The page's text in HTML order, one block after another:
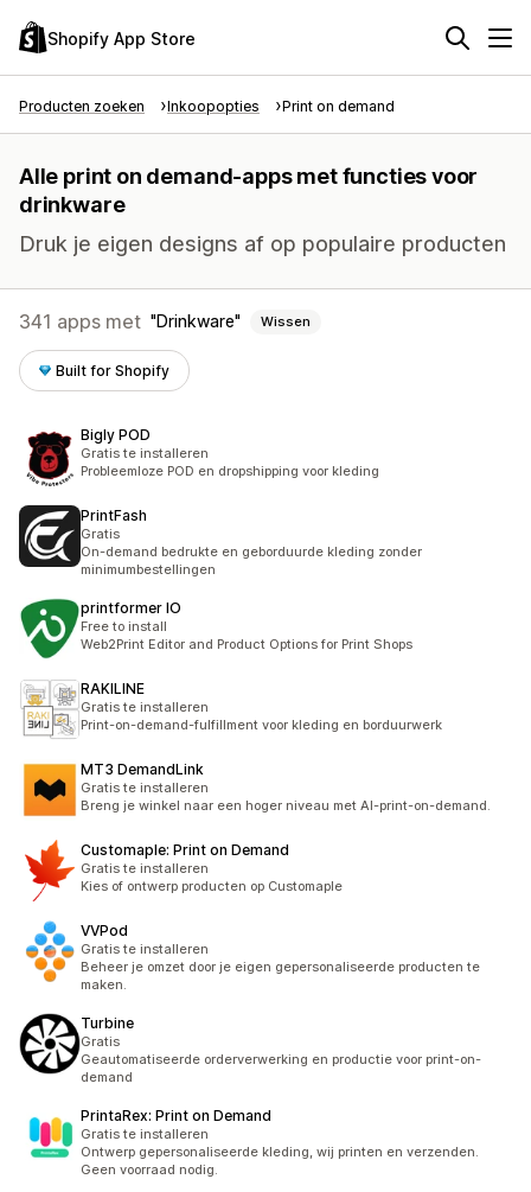
Shopify App Store
Producten zoeken Inkoopopties Print on demand
Alle print on demand-apps met functies voor
drinkware
Druk je eigen designs af op populaire producten
341 apps met Drinkware Wissen
Built for Shopify
Bigly POD
Gratis te installeren
Probleemloze POD en dropshipping voor kleding
PrintFash
Gratis
On-demand bedrukte en geborduurde kleding zonder
minimumbestellingen
printformer IO
Free to install
Web2Print Editor and Product Options for Print Shops
RAKILINE
Gratis te installeren
Print-on-demand-fulfillment voor kleding en borduurwerk
MT3 DemandLink
Gratis te installeren
Breng je winkel naar een hoger niveau met AI-print-on-demand.
Customaple: Print on Demand
Gratis te installeren
Kies of ontwerp producten op Customaple
VVPod
Gratis te installeren
Beheer je omzet door je eigen gepersonaliseerde producten te
maken.
Turbine
Gratis
Geautomatiseerde orderverwerking en productie voor print-on-
demand
PrintaRex: Print on Demand
Gratis te installeren
Ontwerp gepersonaliseerde kleding, wij printen en verzenden.
Geen voorraad nodig.